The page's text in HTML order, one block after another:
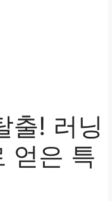
출! 러닝
얻은 특